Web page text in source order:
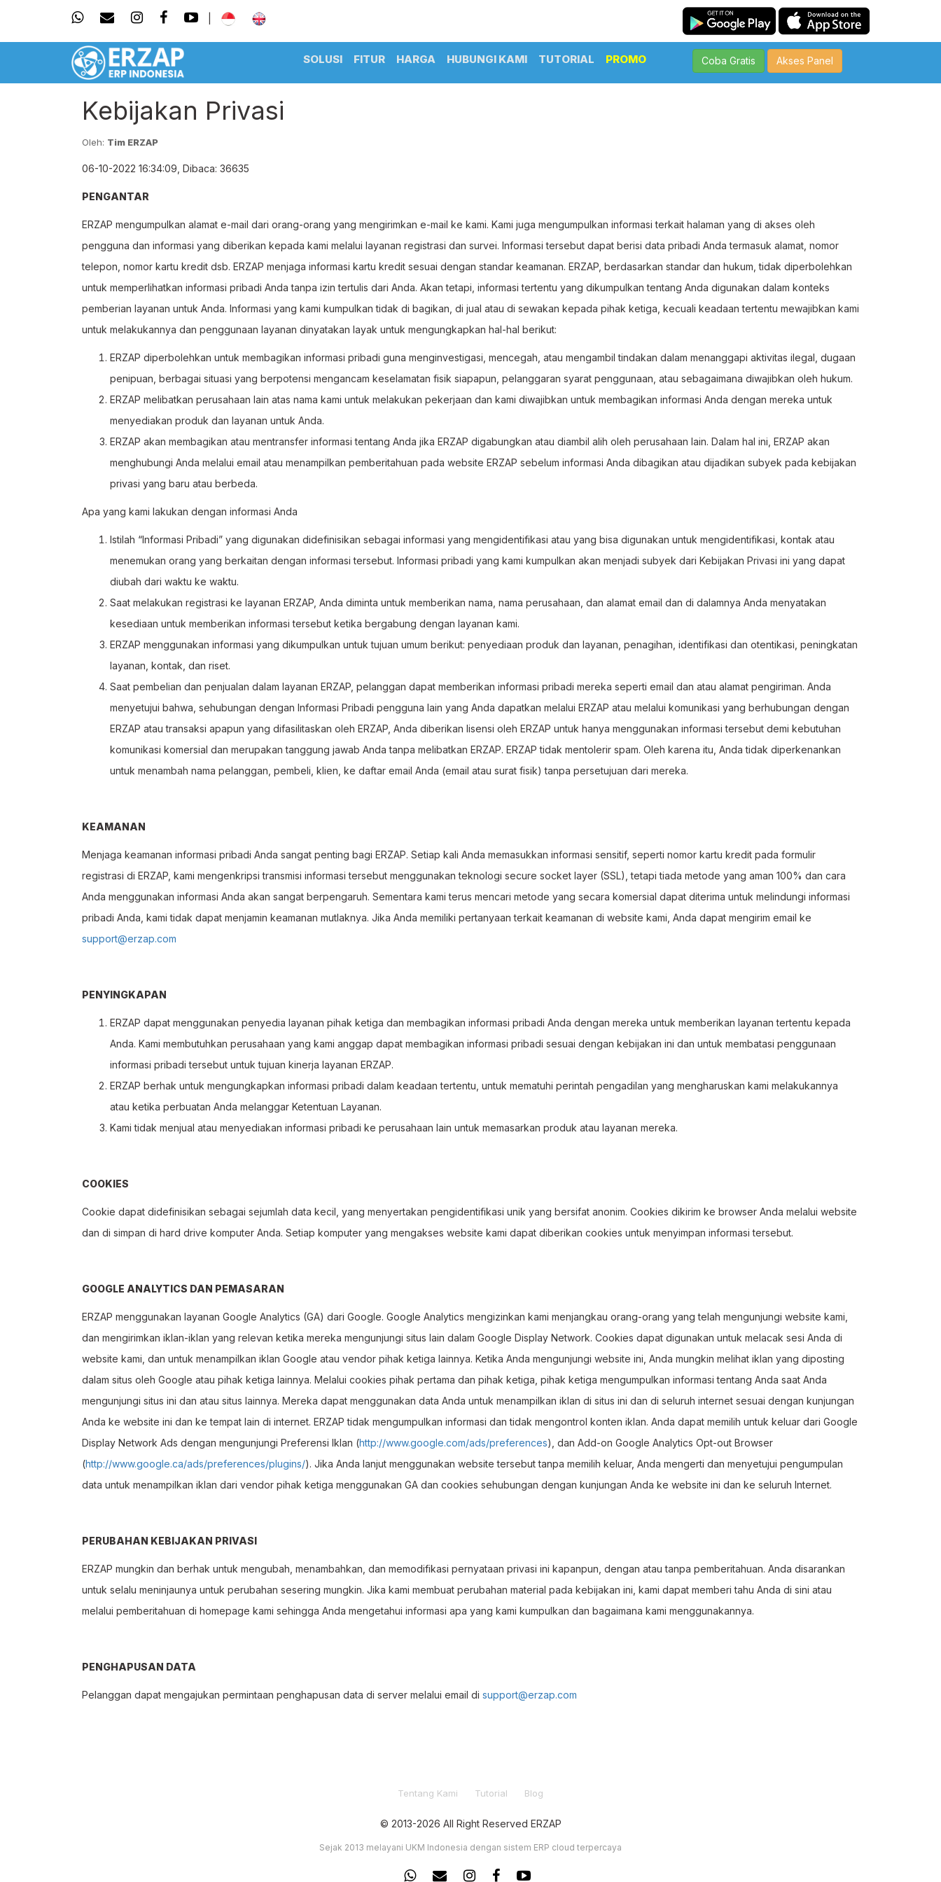
SOLUSI FITUR HARGA HUBUNGI KAMI TUTORIAL PROMO Coba Gratis Akses Panel
Kebijakan Privasi
Oleh: Tim ERZAP
06-10-2022 16:34:09, Dibaca: 36635
PENGANTAR
ERZAP mengumpulkan alamat e-mail dari orang-orang yang mengirimkan e-mail ke kami. Kami juga mengumpulkan informasi terkait halaman yang di akses oleh
pengguna dan informasi yang diberikan kepada kami melalui layanan registrasi dan survei. Informasi tersebut dapat berisi data pribadi Anda termasuk alamat, nomor
telepon, nomor kartu kredit dsb. ERZAP menjaga informasi kartu kredit sesuai dengan standar keamanan. ERZAP, berdasarkan standar dan hukum, tidak diperbolehkan
untuk memperlihatkan informasi pribadi Anda tanpa izin tertulis dari Anda. Akan tetapi, informasi tertentu yang dikumpulkan tentang Anda digunakan dalam konteks
pemberian layanan untuk Anda. Informasi yang kami kumpulkan tidak di bagikan, di jual atau di sewakan kepada pihak ketiga, kecuali keadaan tertentu mewajibkan kami
untuk melakukannya dan penggunaan layanan dinyatakan layak untuk mengungkapkan hal-hal berikut:
ERZAP diperbolehkan untuk membagikan informasi pribadi guna menginvestigasi, mencegah, atau mengambil tindakan dalam menanggapi aktivitas ilegal, dugaan
penipuan, berbagai situasi yang berpotensi mengancam keselamatan fisik siapapun, pelanggaran syarat penggunaan, atau sebagaimana diwajibkan oleh hukum.
ERZAP melibatkan perusahaan lain atas nama kami untuk melakukan pekerjaan dan kami diwajibkan untuk membagikan informasi Anda dengan mereka untuk
menyediakan produk dan layanan untuk Anda.
ERZAP akan membagikan atau mentransfer informasi tentang Anda jika ERZAP digabungkan atau diambil alih oleh perusahaan lain. Dalam hal ini, ERZAP akan
menghubungi Anda melalui email atau menampilkan pemberitahuan pada website ERZAP sebelum informasi Anda dibagikan atau dijadikan subyek pada kebijakan
privasi yang baru atau berbeda.
Apa yang kami lakukan dengan informasi Anda
Istilah “Informasi Pribadi” yang digunakan didefinisikan sebagai informasi yang mengidentifikasi atau yang bisa digunakan untuk mengidentifikasi, kontak atau
menemukan orang yang berkaitan dengan informasi tersebut. Informasi pribadi yang kami kumpulkan akan menjadi subyek dari Kebijakan Privasi ini yang dapat
diubah dari waktu ke waktu.
Saat melakukan registrasi ke layanan ERZAP, Anda diminta untuk memberikan nama, nama perusahaan, dan alamat email dan di dalamnya Anda menyatakan
kesediaan untuk memberikan informasi tersebut ketika bergabung dengan layanan kami.
ERZAP menggunakan informasi yang dikumpulkan untuk tujuan umum berikut: penyediaan produk dan layanan, penagihan, identifikasi dan otentikasi, peningkatan
layanan, kontak, dan riset.
Saat pembelian dan penjualan dalam layanan ERZAP, pelanggan dapat memberikan informasi pribadi mereka seperti email dan atau alamat pengiriman. Anda
menyetujui bahwa, sehubungan dengan Informasi Pribadi pengguna lain yang Anda dapatkan melalui ERZAP atau melalui komunikasi yang berhubungan dengan
ERZAP atau transaksi apapun yang difasilitaskan oleh ERZAP, Anda diberikan lisensi oleh ERZAP untuk hanya menggunakan informasi tersebut demi kebutuhan
komunikasi komersial dan merupakan tanggung jawab Anda tanpa melibatkan ERZAP. ERZAP tidak mentolerir spam. Oleh karena itu, Anda tidak diperkenankan
untuk menambah nama pelanggan, pembeli, klien, ke daftar email Anda (email atau surat fisik) tanpa persetujuan dari mereka.
KEAMANAN
Menjaga keamanan informasi pribadi Anda sangat penting bagi ERZAP. Setiap kali Anda memasukkan informasi sensitif, seperti nomor kartu kredit pada formulir
registrasi di ERZAP, kami mengenkripsi transmisi informasi tersebut menggunakan teknologi secure socket layer (SSL), tetapi tiada metode yang aman 100% dan cara
Anda menggunakan informasi Anda akan sangat berpengaruh. Sementara kami terus mencari metode yang secara komersial dapat diterima untuk melindungi informasi
pribadi Anda, kami tidak dapat menjamin keamanan mutlaknya. Jika Anda memiliki pertanyaan terkait keamanan di website kami, Anda dapat mengirim email ke
support@erzap.com
PENYINGKAPAN
ERZAP dapat menggunakan penyedia layanan pihak ketiga dan membagikan informasi pribadi Anda dengan mereka untuk memberikan layanan tertentu kepada
Anda. Kami membutuhkan perusahaan yang kami anggap dapat membagikan informasi pribadi sesuai dengan kebijakan ini dan untuk membatasi penggunaan
informasi pribadi tersebut untuk tujuan kinerja layanan ERZAP.
ERZAP berhak untuk mengungkapkan informasi pribadi dalam keadaan tertentu, untuk mematuhi perintah pengadilan yang mengharuskan kami melakukannya
atau ketika perbuatan Anda melanggar Ketentuan Layanan.
Kami tidak menjual atau menyediakan informasi pribadi ke perusahaan lain untuk memasarkan produk atau layanan mereka.
COOKIES
Cookie dapat didefinisikan sebagai sejumlah data kecil, yang menyertakan pengidentifikasi unik yang bersifat anonim. Cookies dikirim ke browser Anda melalui website
dan di simpan di hard drive komputer Anda. Setiap komputer yang mengakses website kami dapat diberikan cookies untuk menyimpan informasi tersebut.
GOOGLE ANALYTICS DAN PEMASARAN
ERZAP menggunakan layanan Google Analytics (GA) dari Google. Google Analytics mengizinkan kami menjangkau orang-orang yang telah mengunjungi website kami,
dan mengirimkan iklan-iklan yang relevan ketika mereka mengunjungi situs lain dalam Google Display Network. Cookies dapat digunakan untuk melacak sesi Anda di
website kami, dan untuk menampilkan iklan Google atau vendor pihak ketiga lainnya. Ketika Anda mengunjungi website ini, Anda mungkin melihat iklan yang diposting
dalam situs oleh Google atau pihak ketiga lainnya. Melalui cookies pihak pertama dan pihak ketiga, pihak ketiga mengumpulkan informasi tentang Anda saat Anda
mengunjungi situs ini dan atau situs lainnya. Mereka dapat menggunakan data Anda untuk menampilkan iklan di situs ini dan di seluruh internet sesuai dengan kunjungan
Anda ke website ini dan ke tempat lain di internet. ERZAP tidak mengumpulkan informasi dan tidak mengontrol konten iklan. Anda dapat memilih untuk keluar dari Google
Display Network Ads dengan mengunjungi Preferensi Iklan (http://www.google.com/ads/preferences), dan Add-on Google Analytics Opt-out Browser
(http://www.google.ca/ads/preferences/plugins/). Jika Anda lanjut menggunakan website tersebut tanpa memilih keluar, Anda mengerti dan menyetujui pengumpulan
data untuk menampilkan iklan dari vendor pihak ketiga menggunakan GA dan cookies sehubungan dengan kunjungan Anda ke website ini dan ke seluruh Internet.
PERUBAHAN KEBIJAKAN PRIVASI
ERZAP mungkin dan berhak untuk mengubah, menambahkan, dan memodifikasi pernyataan privasi ini kapanpun, dengan atau tanpa pemberitahuan. Anda disarankan
untuk selalu meninjaunya untuk perubahan sesering mungkin. Jika kami membuat perubahan material pada kebijakan ini, kami dapat memberi tahu Anda di sini atau
melalui pemberitahuan di homepage kami sehingga Anda mengetahui informasi apa yang kami kumpulkan dan bagaimana kami menggunakannya.
PENGHAPUSAN DATA
Pelanggan dapat mengajukan permintaan penghapusan data di server melalui email di support@erzap.com
Tentang Kami Tutorial Blog
© 2013-2026 All Right Reserved ERZAP
Sejak 2013 melayani UKM Indonesia dengan sistem ERP cloud terpercaya